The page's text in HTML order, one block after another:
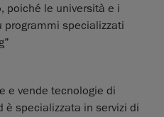
poiché le università e i
specializzati
e vende tecnologie di
specializzata in servizi di